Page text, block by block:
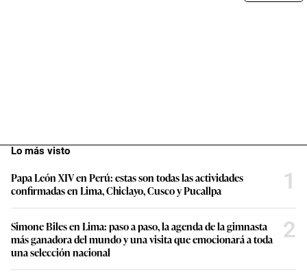
Lo más visto
Papa León XIV en Perú: estas son todas las actividades
confirmadas en Lima, Chiclayo, Cusco y Pucallpa
1
Simone Biles en Lima: paso a paso, la agenda de la gimnasta
más ganadora del mundo y una visita que emocionará a toda
una selección nacional
2